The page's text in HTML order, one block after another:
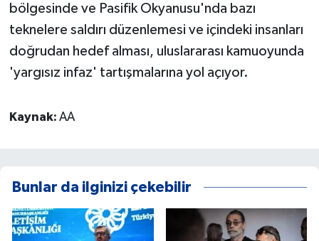
bölgesinde ve Pasifik Okyanusu'nda bazı
teknelere saldırı düzenlemesi ve içindeki insanları
doğrudan hedef alması, uluslararası kamuoyunda
'yargısız infaz' tartışmalarına yol açıyor.
Kaynak: AA
Bunlar da ilginizi çekebilir